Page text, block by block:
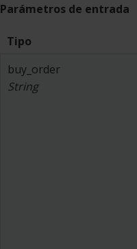
Parámetros de entrada
Tipo
buy_order
String